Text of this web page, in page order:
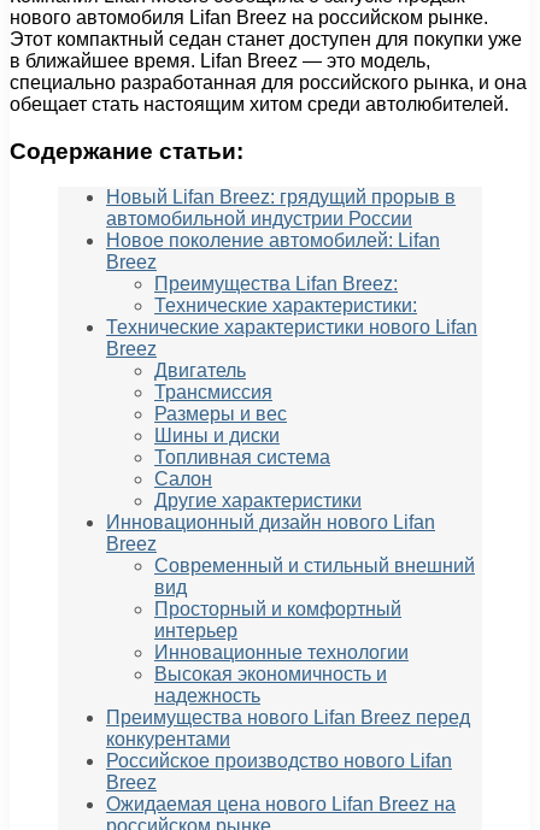
нового автомобиля Lifan Breez на российском рынке.
Этот компактный седан станет доступен для покупки уже
в ближайшее время. Lifan Breez — это модель,
специально разработанная для российского рынка, и она
обещает стать настоящим хитом среди автолюбителей.
Содержание статьи:
Новый Lifan Breez: грядущий прорыв в
автомобильной индустрии России
Новое поколение автомобилей: Lifan
Breez
Преимущества Lifan Breez:
Технические характеристики:
Технические характеристики нового Lifan
Breez
Двигатель
Трансмиссия
Размеры и вес
Шины и диски
Топливная система
Салон
Другие характеристики
Инновационный дизайн нового Lifan
Breez
Современный и стильный внешний
вид
Просторный и комфортный
интерьер
Инновационные технологии
Высокая экономичность и
надежность
Преимущества нового Lifan Breez перед
конкурентами
Российское производство нового Lifan
Breez
Ожидаемая цена нового Lifan Breez на